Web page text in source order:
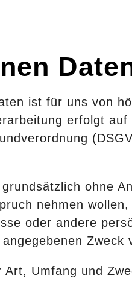
ist für uns von
erfolgt
ohne
nehmen
oder andere
Zweck
Umfang und